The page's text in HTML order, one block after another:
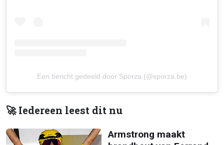
Een bericht gedeeld door Sporza (@sporza.be)
🚀 Iedereen leest dit nu
Armstrong maakt